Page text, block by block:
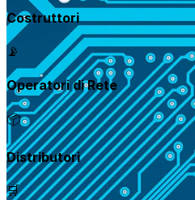
Costruttori
📡
Operatori di Rete
📦
Distributori
🛒